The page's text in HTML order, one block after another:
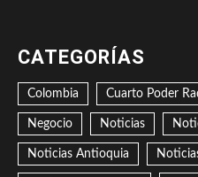
CATEGORÍAS
Colombia Cuarto Poder
Negocio Noticias
Noticias Antioquia